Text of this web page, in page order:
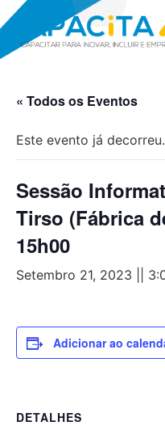
« Todos os Eventos
Este evento já decorreu.
Sessão
Tirso (Fábrica
15h00
Setembro 21, 2023 ||
Adicionar ao
DETALHES